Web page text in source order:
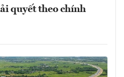
quyết theo chính